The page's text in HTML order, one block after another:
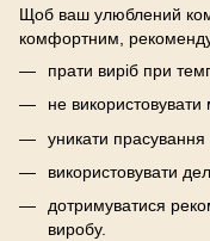
Щоб ваш улюблений
комфортним,
прати виріб при
не
уникати
використовувати
дотримуватися
виробу.